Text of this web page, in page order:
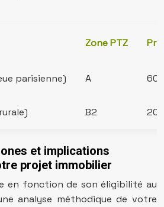
Zone PTZ
parisienne) A
B2
et implications
projet immobilier
en fonction de son éligibilité au
analyse méthodique de votre